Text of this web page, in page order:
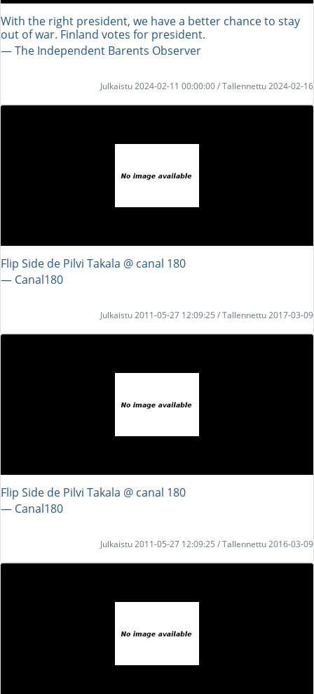
With the right president, we have a better chance to stay
out of war. Finland votes for president.
― The Independent Barents Observer
Julkaistu 2024-02-11 00:00:00 / Tallennettu 2024-02-16
Flip Side de Pilvi Takala @ canal 180
― Canal180
Julkaistu 2011-05-27 12:09:25 / Tallennettu 2017-03-09
Flip Side de Pilvi Takala @ canal 180
― Canal180
Julkaistu 2011-05-27 12:09:25 / Tallennettu 2016-03-09